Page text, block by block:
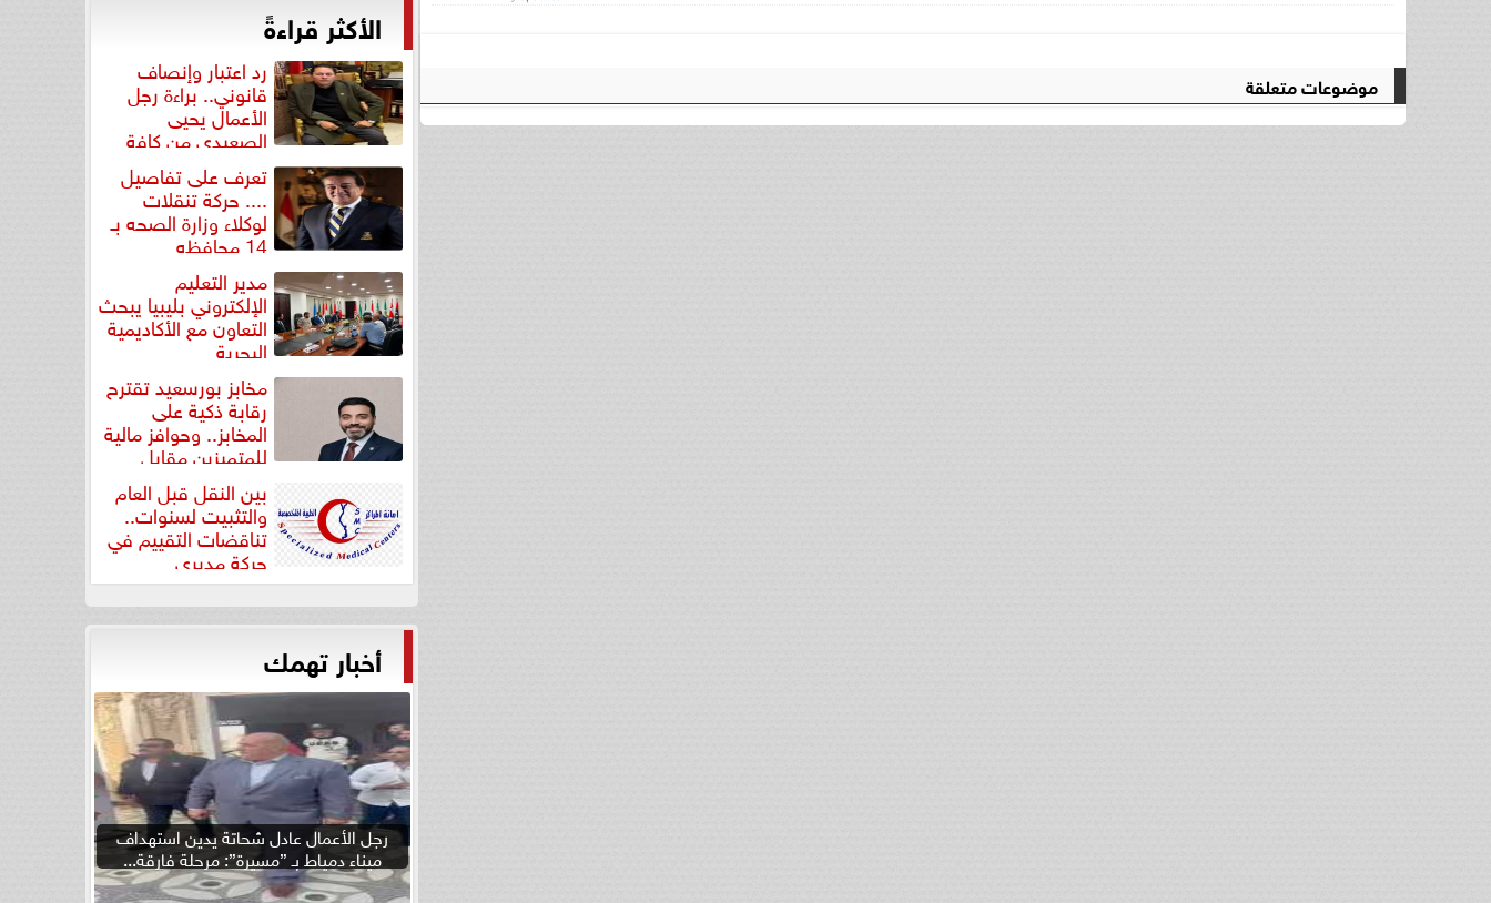
موضوعات متعلقة
الأكثر قراءةً
رد اعتبار وإنصاف
قانوني.. براءة رجل
الأعمال يحيى
الصعيدي من كافة
التهم... تعرف على تفاصيل
.... حركة تنقلات
لوكلاء وزارة الصحه بـ
14 محافظه
مدير التعليم
الإلكتروني بليبيا يبحث
التعاون مع الأكاديمية
البحرية
مخابز بورسعيد تقترح
رقابة ذكية على
المخابز.. وحوافز مالية
للمتميزين مقابل
بين النقل قبل العام
والتثبيت لسنوات..
تناقضات التقييم في
حركة مديري
”مستشفيات...
أخبار تهمك
رجل الأعمال عادل شحاتة يدين استهداف
ميناء دمياط بـ ”مسيرة”: مرحلة فارقة...